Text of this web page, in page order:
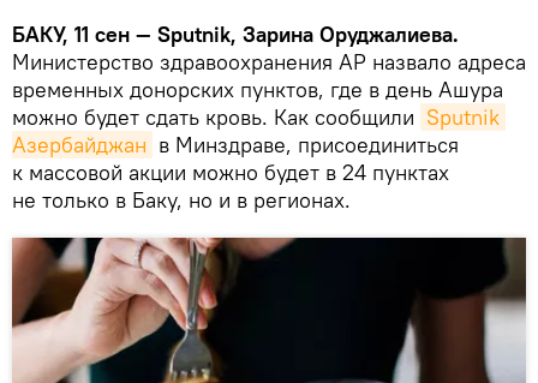
БАКУ, 11 сен — Sputnik, Зарина Оруджалиева.
Министерство здравоохранения АР назвало адреса
временных донорских пунктов, где в день Ашура
можно будет сдать кровь. Как сообщили Sputnik
Азербайджан в Минздраве, присоединиться
к массовой акции можно будет в 24 пунктах
не только в Баку, но и в регионах.